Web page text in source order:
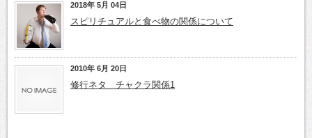
2018年 5月 04日
スピリチュアルと食べ物の関係について
2010年 6月 20日
修行ネタ チャクラ関係1